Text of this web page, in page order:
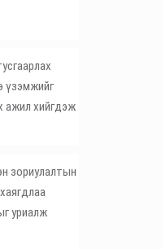
үзэмжийг
ажил хийгдэж
зориулалтын
уриалж